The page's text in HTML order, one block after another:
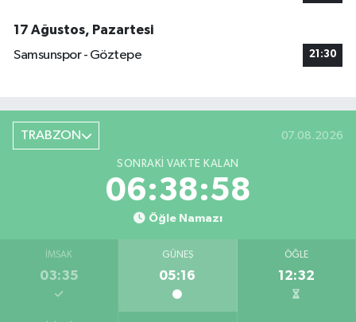
17 Ağustos, Pazartesi
Samsunspor - Göztepe
21:30
TRABZON 07.08.2026
SONRAKI VAKTE KALAN
06:38:58
Öğle Namazı
İMSAK
03:35
GÜNEŞ
05:16
ÖĞLE
12:32